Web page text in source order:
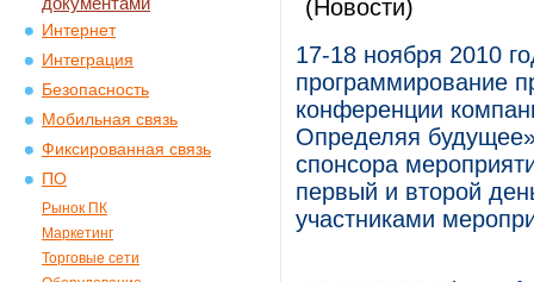
Интернет
Интеграция
Безопасность
Мобильная связь
Фиксированная связь
ПО
Рынок ПК
Маркетинг
Торговые сети
(Новости)
17-18 ноября 2010
программирование
конференции
Определяя
спонсора
первый и второй
участниками